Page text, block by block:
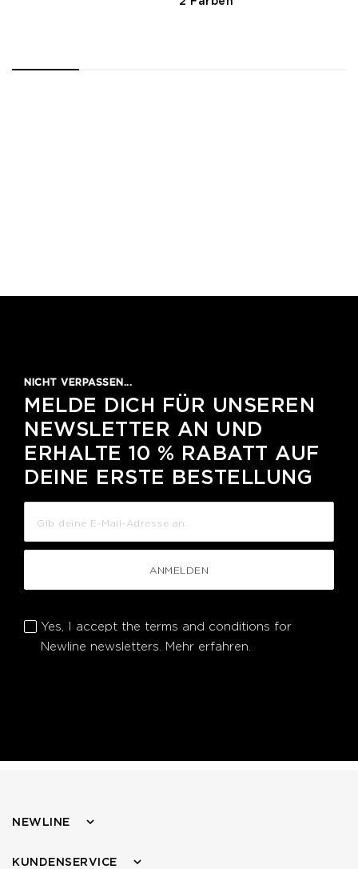
NICHT VERPASSEN...
MELDE DICH FÜR UNSEREN
NEWSLETTER AN UND
ERHALTE 10 % RABATT AUF
DEINE ERSTE BESTELLUNG
ANMELDEN
Yes, I accept the terms and conditions for
Newline newsletters. Mehr erfahren.
NEWLINE
KUNDENSERVICE